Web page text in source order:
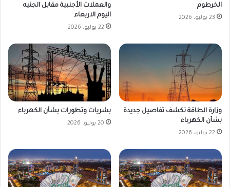
الخرطوم
23 يوليو، 2026
والعملات الأجنبية مقابل الجنيه
اليوم الاربعاء
22 يوليو، 2026
وزارة الطاقة تكشف تفاصيل جديدة
بشأن الكهرباء
22 يوليو، 2026
بشريات وتطورات بشأن الكهرباء
20 يوليو، 2026